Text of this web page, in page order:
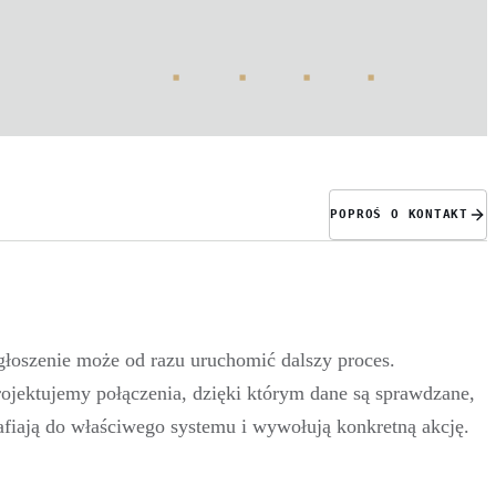
POPROŚ O KONTAKT
może od razu uruchomić dalszy proces.
połączenia, dzięki którym dane są sprawdzane,
do właściwego systemu i wywołują konkretną akcję.